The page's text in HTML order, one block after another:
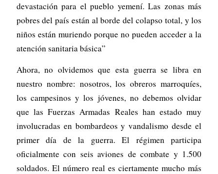
devastación para el pueblo yemení. Las zonas más
pobres del país están al borde del colapso total, y los
niños están muriendo porque no pueden acceder a la
atención sanitaria básica”
Ahora, no olvidemos que esta guerra se libra en
nuestro nombre: nosotros, los obreros marroquíes,
los campesinos y los jóvenes, no debemos olvidar
que las Fuerzas Armadas Reales han estado muy
involucradas en bombardeos y vandalismo desde el
primer día de la guerra. El régimen participa
oficialmente con seis aviones de combate y 1.500
soldados. El número real es ciertamente mucho más